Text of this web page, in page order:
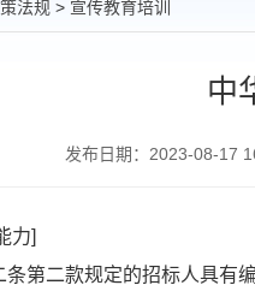
法规 > 宣传教育培训
中
发布日期：2023-08-17
力]
条第二款规定的招标人具有